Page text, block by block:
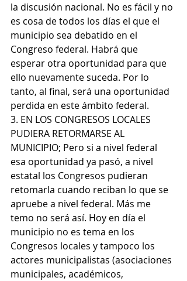
la discusión nacional. No es fácil y no
es cosa de todos los días el que el
municipio sea debatido en el
Congreso federal. Habrá que
esperar otra oportunidad para que
ello nuevamente suceda. Por lo
tanto, al final, será una oportunidad
perdida en este ámbito federal.
3. EN LOS CONGRESOS LOCALES
PUDIERA RETORMARSE AL
MUNICIPIO; Pero si a nivel federal
esa oportunidad ya pasó, a nivel
estatal los Congresos pudieran
retomarla cuando reciban lo que se
apruebe a nivel federal. Más me
temo no será así. Hoy en día el
municipio no es tema en los
Congresos locales y tampoco los
actores municipalistas (asociaciones
municipales, académicos,